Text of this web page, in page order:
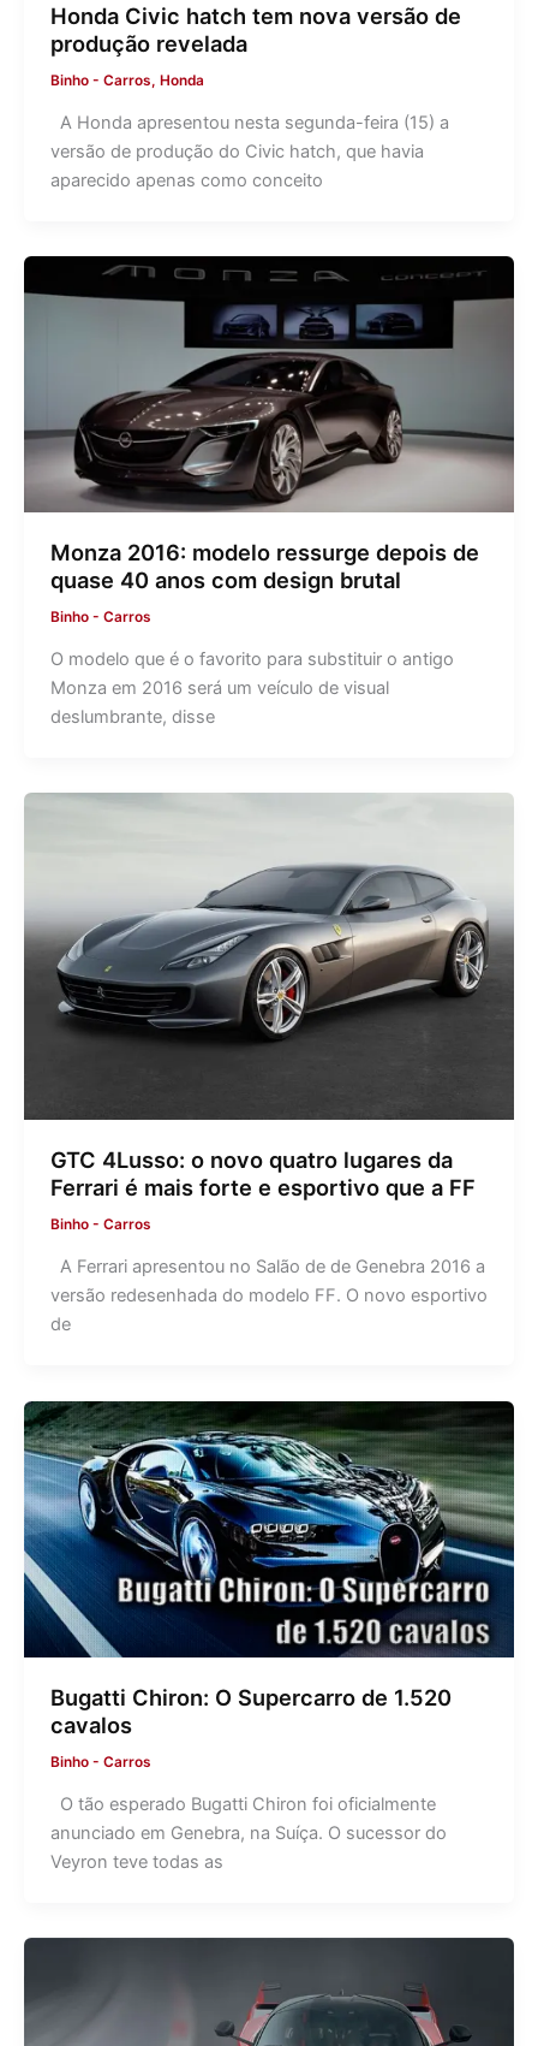
Honda Civic hatch tem nova versão de
produção revelada
Binho - Carros, Honda
A Honda apresentou nesta segunda-feira (15) a
versão de produção do Civic hatch, que havia
aparecido apenas como conceito
Monza 2016: modelo ressurge depois de
quase 40 anos com design brutal
Binho - Carros
O modelo que é o favorito para substituir o antigo
Monza em 2016 será um veículo de visual
deslumbrante, disse
GTC 4Lusso: o novo quatro lugares da
Ferrari é mais forte e esportivo que a FF
Binho - Carros
A Ferrari apresentou no Salão de de Genebra 2016 a
versão redesenhada do modelo FF. O novo esportivo
de
Bugatti Chiron: O Supercarro de 1.520
cavalos
Binho - Carros
O tão esperado Bugatti Chiron foi oficialmente
anunciado em Genebra, na Suíça. O sucessor do
Veyron teve todas as